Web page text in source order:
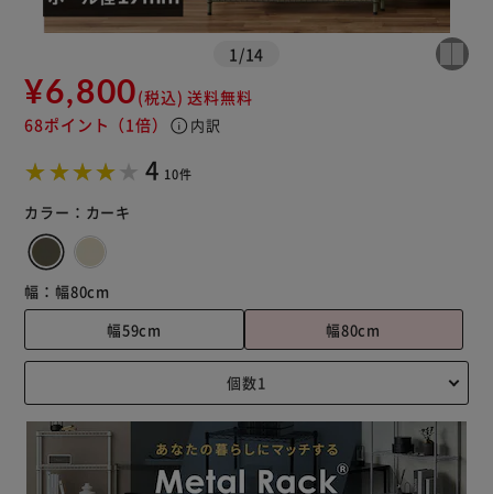
1 /14
¥6,800(税込) 送料無料
68ポイント （1倍） info 内訳
4 10件
カラー： カーキ
幅： 幅80cm
幅59cm
幅80cm